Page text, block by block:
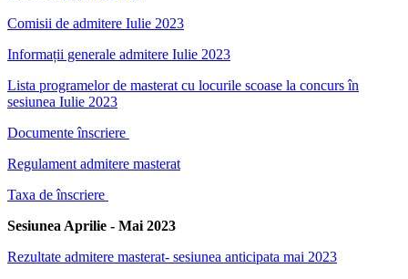
Comisii de admitere Iulie 2023
Informații generale admitere Iulie 2023
Lista programelor de masterat cu locurile scoase la concurs în
sesiunea Iulie 2023
Documente înscriere
Regulament admitere masterat
Taxa de înscriere
Sesiunea Aprilie - Mai 2023
Rezultate admitere masterat- sesiunea anticipata mai 2023